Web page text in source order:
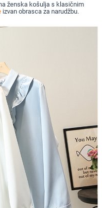
ženska košulja s klasičnim
izvan obrasca za narudžbu.